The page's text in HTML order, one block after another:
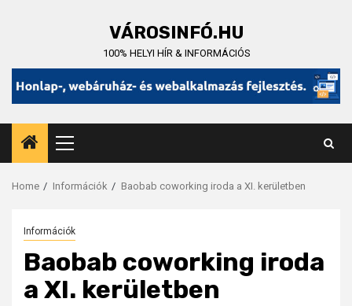
VÁROSINFÓ.HU
100% HELYI HÍR & INFORMÁCIÓS
Primary
Menu
Home Információk Baobab coworking iroda a XI. kerületben
Információk
Baobab coworking iroda
a XI. kerületben